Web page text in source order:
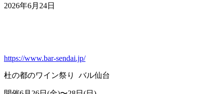
2026年6月24日
https://www.bar-sendai.jp/
杜の都のワイン祭り バル仙台